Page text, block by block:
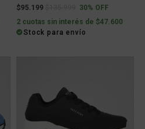
$95.199
Price reduced from
to30% OFF
2 cuotas sin interés de $47.600
Stock para envío